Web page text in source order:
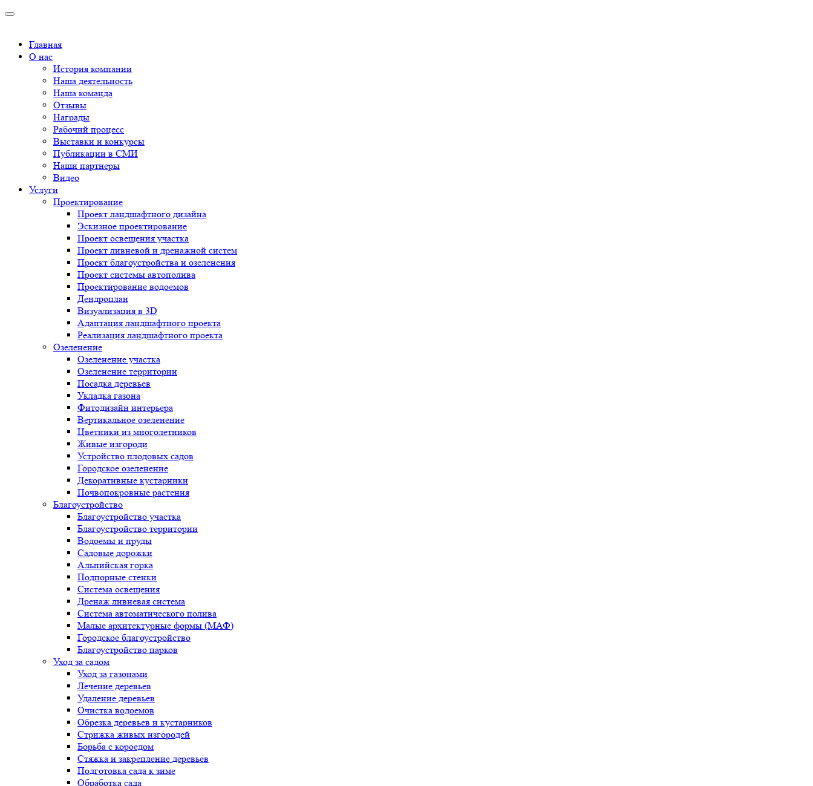
Главная
О нас
История компании
Наша деятельность
Наша команда
Отзывы
Награды
Рабочий процесс
Выставки и конкурсы
Публикации в СМИ
Наши партнеры
Видео
Услуги
Проектирование
Проект ландшафтного дизайна
Эскизное проектирование
Проект освещения участка
Проект ливневой и дренажной систем
Проект благоустройства и озеленения
Проект системы автополива
Проектирование водоемов
Дендроплан
Визуализация в 3D
Адаптация ландшафтного проекта
Реализация ландшафтного проекта
Озеленение
Озеленение участка
Озеленение территории
Посадка деревьев
Укладка газона
Фитодизайн интерьера
Вертикальное озеленение
Цветники из многолетников
Живые изгороди
Устройство плодовых садов
Городское озеленение
Декоративные кустарники
Почвопокровные растения
Благоустройство
Благоустройство участка
Благоустройство территории
Водоемы и пруды
Садовые дорожки
Альпийская горка
Подпорные стенки
Система освещения
Дренаж ливневая система
Система автоматического полива
Малые архитектурные формы (МАФ)
Городское благоустройство
Благоустройство парков
Уход за садом
Уход за газонами
Лечение деревьев
Удаление деревьев
Очистка водоемов
Обрезка деревьев и кустарников
Стрижка живых изгородей
Борьба с короедом
Стяжка и закрепление деревьев
Подготовка сада к зиме
Обработка сада